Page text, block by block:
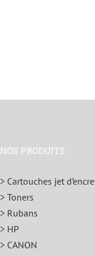
NOS PRODUITS
> Cartouches jet d’encre
> Toners
> Rubans
> HP
> CANON